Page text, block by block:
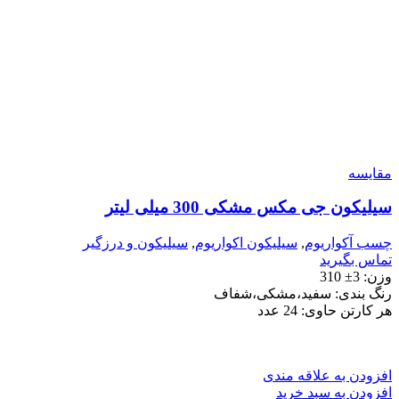
مقایسه
سیلیکون جی مکس مشکی 300 میلی لیتر
چسب آکواریوم, سیلیکون اکواریوم, سیلیکون و درزگیر
تماس بگیرید
وزن: 3± 310
رنگ بندی: سفید،مشکی،شفاف
هر کارتن حاوی: 24 عدد
افزودن به علاقه مندی
افزودن به سبد خرید